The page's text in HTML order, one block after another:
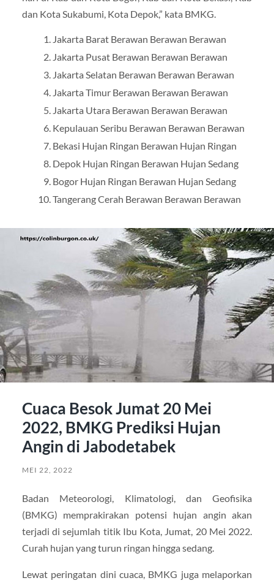
dan Kota Sukabumi, Kota Depok,” kata BMKG.
Jakarta Barat Berawan Berawan Berawan
Jakarta Pusat Berawan Berawan Berawan
Jakarta Selatan Berawan Berawan Berawan
Jakarta Timur Berawan Berawan Berawan
Jakarta Utara Berawan Berawan Berawan
Kepulauan Seribu Berawan Berawan Berawan
Bekasi Hujan Ringan Berawan Hujan Ringan
Depok Hujan Ringan Berawan Hujan Sedang
Bogor Hujan Ringan Berawan Hujan Sedang
Tangerang Cerah Berawan Berawan Berawan
Cuaca Besok Jumat 20 Mei
2022, BMKG Prediksi Hujan
Angin di Jabodetabek
MEI 22, 2022
Badan Meteorologi, Klimatologi, dan Geofisika
(BMKG) memprakirakan potensi hujan angin akan
terjadi di sejumlah titik Ibu Kota, Jumat, 20 Mei 2022.
Curah hujan yang turun ringan hingga sedang.
Lewat peringatan dini cuaca, BMKG juga melaporkan